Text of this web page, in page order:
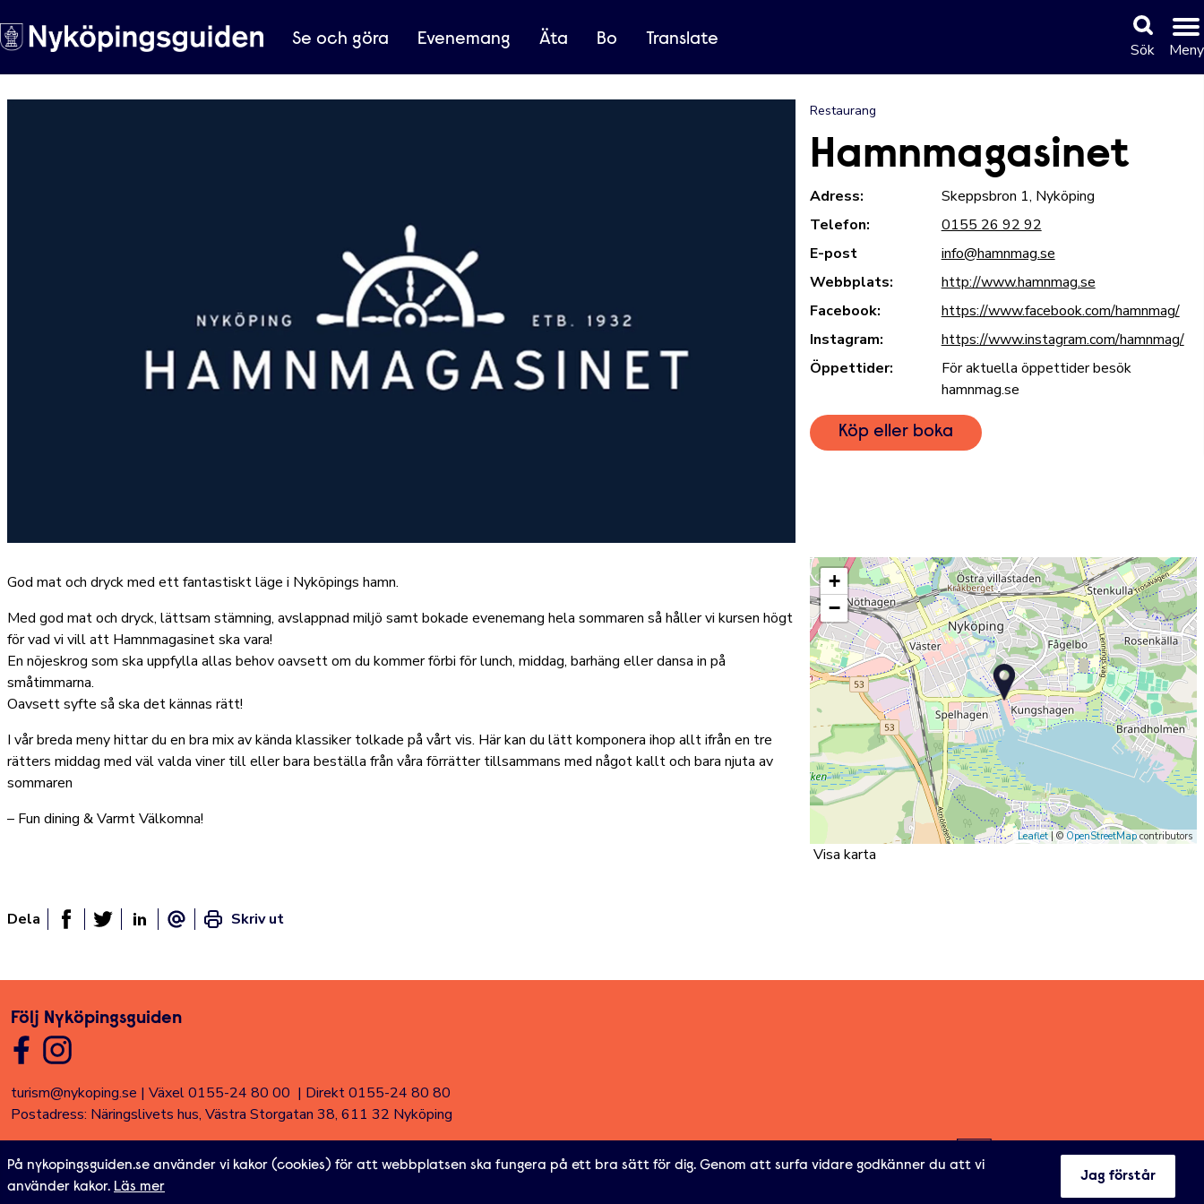
Se och göra Evenemang Äta Bo Translate
Sök Meny
Restaurang
Hamnmagasinet
Adress:
Skeppsbron 1, Nyköping
Telefon:
0155 26 92 92
E-post
info@hamnmag.se
Webbplats:
http://www.hamnmag.se
Facebook:
https://www.facebook.com/hamnmag/
Instagram:
https://www.instagram.com/hamnmag/
Öppettider:
För aktuella öppettider besök
hamnmag.se
Köp eller boka
God mat och dryck med ett fantastiskt läge i Nyköpings hamn.
Med god mat och dryck, lättsam stämning, avslappnad miljö samt bokade evenemang hela sommaren så håller vi kursen högt
för vad vi vill att Hamnmagasinet ska vara!
En nöjeskrog som ska uppfylla allas behov oavsett om du kommer förbi för lunch, middag, barhäng eller dansa in på
småtimmarna.
Oavsett syfte så ska det kännas rätt!
I vår breda meny hittar du en bra mix av kända klassiker tolkade på vårt vis. Här kan du lätt komponera ihop allt ifrån en tre
rätters middag med väl valda viner till eller bara beställa från våra förrätter tillsammans med något kallt och bara njuta av
sommaren
– Fun dining & Varmt Välkomna!
+
−
Leaflet| © OpenStreetMapcontributors
Visa karta
Dela
Skriv ut
Följ Nyköpingsguiden
turism@nykoping.se | Växel 0155-24 80 00 | Direkt 0155-24 80 80
Postadress: Näringslivets hus, Västra Storgatan 38, 611 32 Nyköping
Nyköpings ArenorNystadslivNyhetsbrev Alla sidor Textläge
På nykopingsguiden.se använder vi kakor (cookies) för att webbplatsen ska fungera på ett bra sätt för dig. Genom att surfa vidare godkänner du att vi
använder kakor. Läs mer
Jag förstår